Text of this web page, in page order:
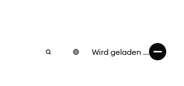
Wird geladen ...